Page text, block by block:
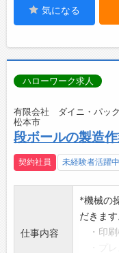
気になる
ハローワーク求人
有限会社 ダイニ・パッ
松本市
段ボールの製造
契約社員 未経験者活躍中
仕事内容
*機械の
だきます
・印刷